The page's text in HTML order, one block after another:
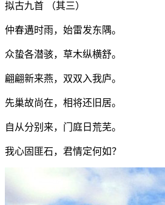
拟古九首 （其三）
仲春遘时雨，始雷发东隅。
众蛰各潜骇，草木纵横舒。
翩翩新来燕，双双入我庐。
先巢故尚在，相将还旧居。
自从分别来，门庭日荒芜。
我心固匪石，君情定何如？